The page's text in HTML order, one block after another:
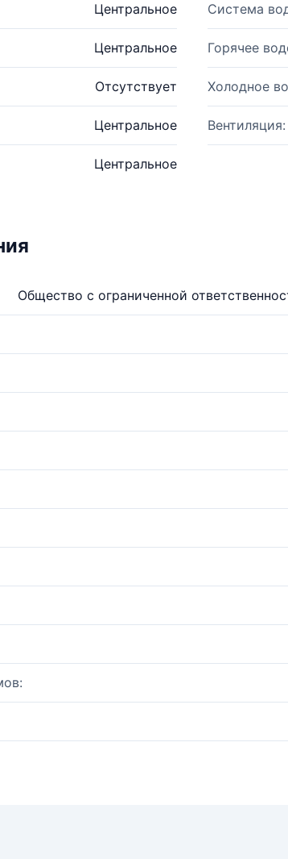
Центральное Система
Центральное Горячее
Отсутствует Холодное
Центральное Вентиляция:
Центральное
Общество с ограниченной